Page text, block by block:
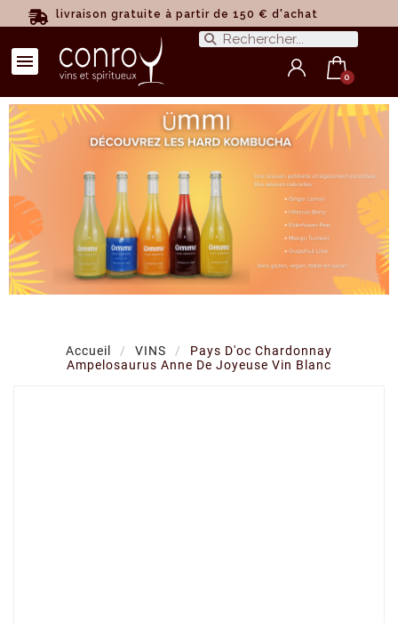
livraison gratuite à partir de 150 € d'achat
Accueil VINS
Pays D'oc Chardonnay
Ampelosaurus Anne De Joyeuse Vin Blanc